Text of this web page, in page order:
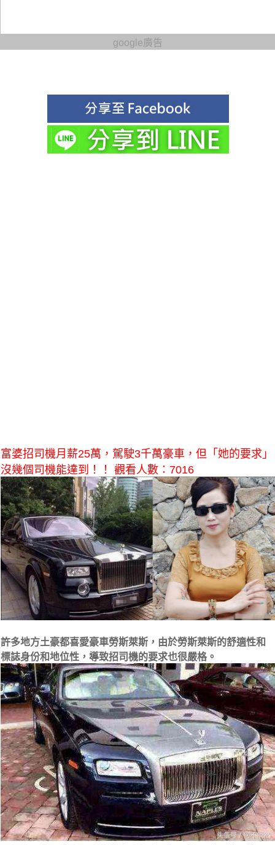
google廣告
富婆招司機月薪25萬，駕駛3千萬豪車，但「她的要求」
沒幾個司機能達到！！ 觀看人數：7016
許多地方土豪都喜愛豪車勞斯萊斯，由於勞斯萊斯的舒適性和
標誌身份和地位性，導致招司機的要求也很嚴格。